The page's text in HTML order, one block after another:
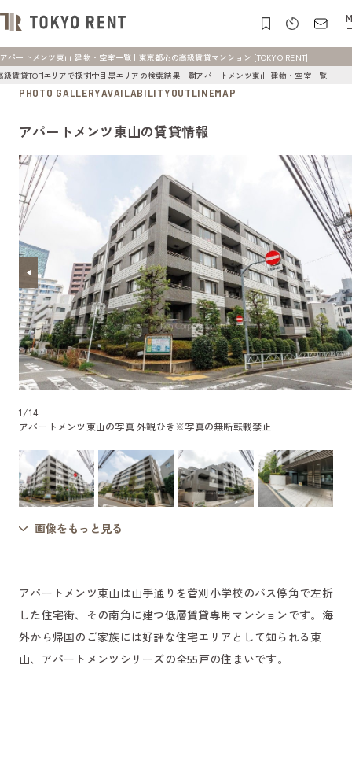
アパートメンツ東山 建物・空室一覧 | 東京都心の高級賃貸マンション [TOKYO RENT]
級賃貸TOPエリアで探す中目黒エリアの検索結果一覧アパートメンツ東山 建物・空室一覧
PHOTO GALLERYAVAILABILITYOUTLINEMAP
アパートメンツ東山の賃貸情報
1/14
アパートメンツ東山の写真 外観ひき※写真の無断転載禁止
画像をもっと見る
アパートメンツ東山は山手通りを菅刈小学校のバス停角で左折
した住宅街、その南角に建つ低層賃貸専用マンションです。海
外から帰国のご家族には好評な住宅エリアとして知られる東
山、アパートメンツシリーズの全55戸の住まいです。